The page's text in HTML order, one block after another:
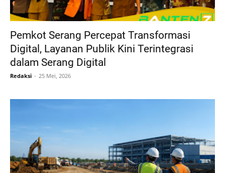
Pemkot Serang Percepat Transformasi
Digital, Layanan Publik Kini Terintegrasi
dalam Serang Digital
Redaksi 25 Mei, 2026